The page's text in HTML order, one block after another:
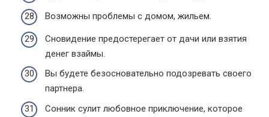
Возможны проблемы с домом, жильем.
Сновидение предостерегает от дачи или взятия
денег взаймы.
Вы будете безосновательно подозревать своего
партнера.
Сонник сулит любовное приключение, которое